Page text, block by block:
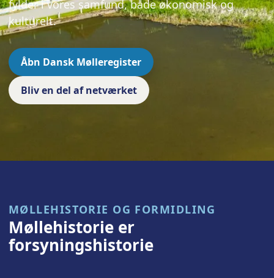
fylder i vores samfund, både økonomisk og
kulturelt.
Åbn Dansk Mølleregister
Bliv en del af netværket
MØLLEHISTORIE OG FORMIDLING
Møllehistorie er
forsyningshistorie